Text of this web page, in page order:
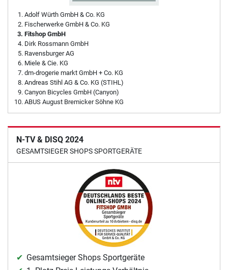
Adolf Würth GmbH & Co. KG
Fischerwerke GmbH & Co. KG
Fitshop GmbH
Dirk Rossmann GmbH
Ravensburger AG
Miele & Cie. KG
dm-drogerie markt GmbH + Co. KG
Andreas Stihl AG & Co. KG (STIHL)
Canyon Bicycles GmbH (Canyon)
ABUS August Bremicker Söhne KG
N-TV & DISQ 2024
GESAMTSIEGER SHOPS SPORTGERÄTE
Gesamtsieger Shops Sportgeräte